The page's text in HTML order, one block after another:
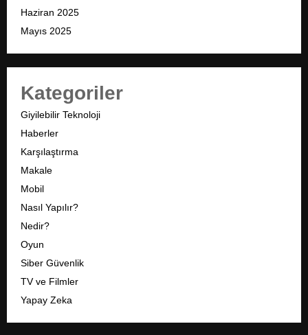
Haziran 2025
Mayıs 2025
Kategoriler
Giyilebilir Teknoloji
Haberler
Karşılaştırma
Makale
Mobil
Nasıl Yapılır?
Nedir?
Oyun
Siber Güvenlik
TV ve Filmler
Yapay Zeka